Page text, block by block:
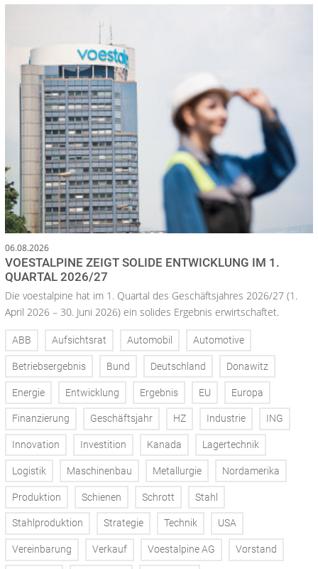
06.08.2026
VOESTALPINE ZEIGT SOLIDE ENTWICKLUNG IM 1.
QUARTAL 2026/27
Die voestalpine hat im 1. Quartal des Geschäftsjahres 2026/27 (1.
April 2026 – 30. Juni 2026) ein solides Ergebnis erwirtschaftet.
ABB Aufsichtsrat Automobil Automotive
Betriebsergebnis Bund Deutschland Donawitz
Energie Entwicklung Ergebnis EU Europa
Finanzierung Geschäftsjahr HZ Industrie ING
Innovation Investition Kanada Lagertechnik
Logistik Maschinenbau Metallurgie Nordamerika
Produktion Schienen Schrott Stahl
Stahlproduktion Strategie Technik USA
Vereinbarung Verkauf Voestalpine AG Vorstand